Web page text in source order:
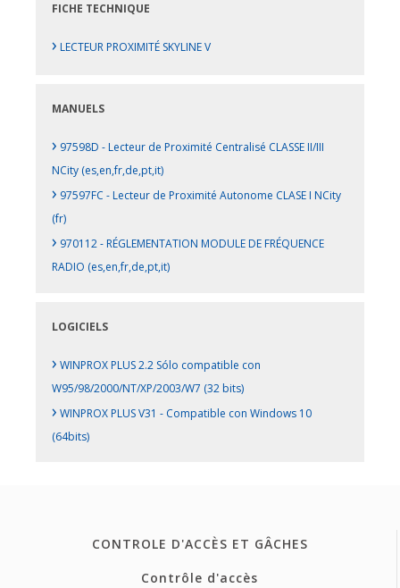
FICHE TECHNIQUE
› LECTEUR PROXIMITÉ SKYLINE V
MANUELS
› 97598D - Lecteur de Proximité Centralisé CLASSE II/III
NCity (es,en,fr,de,pt,it)
› 97597FC - Lecteur de Proximité Autonome CLASE I NCity
(fr)
› 970112 - RÉGLEMENTATION MODULE DE FRÉQUENCE
RADIO (es,en,fr,de,pt,it)
LOGICIELS
› WINPROX PLUS 2.2 Sólo compatible con
W95/98/2000/NT/XP/2003/W7 (32 bits)
› WINPROX PLUS V31 - Compatible con Windows 10
(64bits)
CONTROLE D'ACCÈS ET GÂCHES
Contrôle d'accès